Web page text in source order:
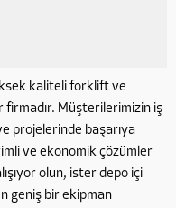
kaliteli forklift ve
Müşterilerimizin iş
projelerinde başarıya
ve ekonomik çözümler
olun, ister depo içi
geniş bir ekipman